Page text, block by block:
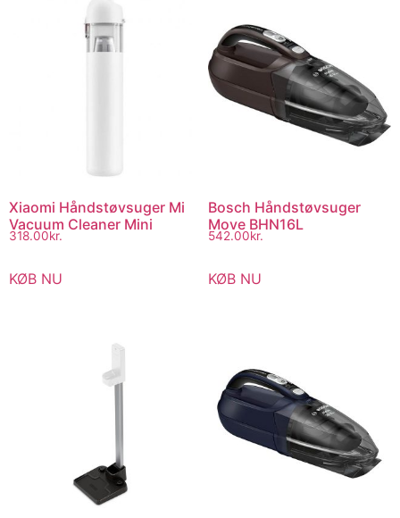
Xiaomi Håndstøvsuger Mi
Vacuum Cleaner Mini
318.00kr.
KØB NU
Bosch Håndstøvsuger
Move BHN16L
542.00kr.
KØB NU